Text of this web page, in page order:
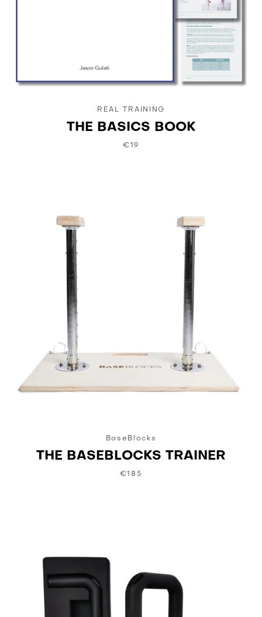
REAL TRAINING
THE BASICS BOOK
€19
BaseBlocks
THE BASEBLOCKS TRAINER
€185